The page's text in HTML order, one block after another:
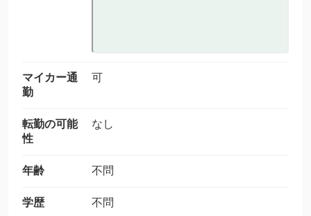
マイカー通
勤
可
転勤の可能
性
なし
年齢 不問
学歴 不問